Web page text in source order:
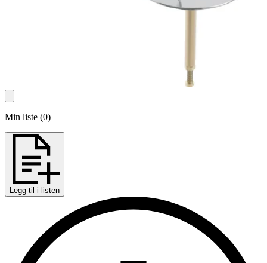
Min liste (0)
Legg til i listen